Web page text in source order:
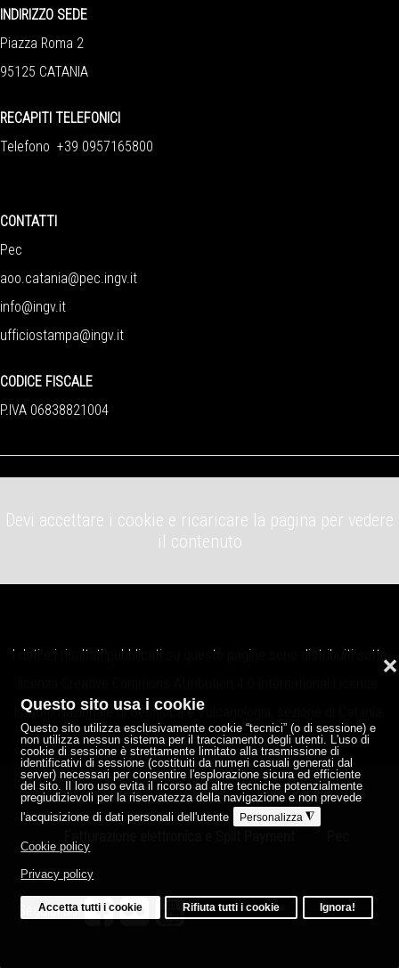
Questo sito usa i cookie
Questo sito utilizza esclusivamente cookie “tecnici” (o di sessione) e
non utilizza nessun sistema per il tracciamento degli utenti. L'uso di
cookie di sessione è strettamente limitato alla trasmissione di
identificativi di sessione (costituiti da numeri casuali generati dal
server) necessari per consentire l'esplorazione sicura ed efficiente
del sito. Il loro uso evita il ricorso ad altre tecniche potenzialmente
pregiudizievoli per la riservatezza della navigazione e non prevede
l'acquisizione di dati personali dell'utente
Personalizza◮
Cookie policy
Privacy policy
Accetta tutti i cookie Rifiuta tutti i cookie Ignora!
❌
INDIRIZZO SEDE
Piazza Roma 2
95125 CATANIA
RECAPITI TELEFONICI
Telefono +39 0957165800
CONTATTI
Pec
aoo.catania@pec.ingv.it
info@ingv.it
ufficiostampa@ingv.it
CODICE FISCALE
P.IVA 06838821004
Devi accettare i cookie e ricaricare la pagina per vedere
il contenuto
I dati e i risultati pubblicati su queste pagine sono distribuiti sotto
Istituto Nazionale di Geofisica e Vulcanologia, sezione di Catania,
Osservatorio Etneo.
Note legali Privacy Credits P.IVA 06838821004
Seguici su